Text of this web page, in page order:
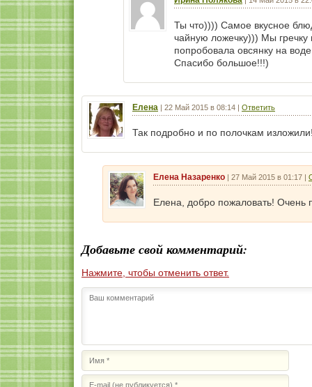
Ты что)))) Самое вкусное
чайную ложечку))) Мы
попробовала овсянку на
Спасибо большое!!!)
Елена | 22 Май 2015 в 08:14 | Ответить
Так подробно и по полочкам
Елена Назаренко | 27 Май 2015 в 01:17 |
Елена, добро пожаловать! Очень
Добавьте свой комментарий:
Нажмите, чтобы отменить ответ.